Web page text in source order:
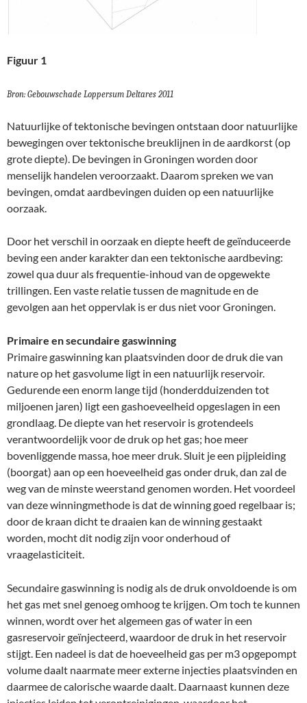
Figuur 1
Bron: Gebouwschade Loppersum Deltares 2011
Natuurlijke of tektonische bevingen ontstaan door natuurlijke
bewegingen over tektonische breuklijnen in de aardkorst (op
grote diepte). De bevingen in Groningen worden door
menselijk handelen veroorzaakt. Daarom spreken we van
bevingen, omdat aardbevingen duiden op een natuurlijke
oorzaak.
Door het verschil in oorzaak en diepte heeft de geïnduceerde
beving een ander karakter dan een tektonische aardbeving:
zowel qua duur als frequentie-inhoud van de opgewekte
trillingen. Een vaste relatie tussen de magnitude en de
gevolgen aan het oppervlak is er dus niet voor Groningen.
Primaire en secundaire gaswinning
Primaire gaswinning kan plaatsvinden door de druk die van
nature op het gasvolume ligt in een natuurlijk reservoir.
Gedurende een enorm lange tijd (honderdduizenden tot
miljoenen jaren) ligt een gashoeveelheid opgeslagen in een
grondlaag. De diepte van het reservoir is grotendeels
verantwoordelijk voor de druk op het gas; hoe meer
bovenliggende massa, hoe meer druk. Sluit je een pijpleiding
(boorgat) aan op een hoeveelheid gas onder druk, dan zal de
weg van de minste weerstand genomen worden. Het voordeel
van deze winningmethode is dat de winning goed regelbaar is;
door de kraan dicht te draaien kan de winning gestaakt
worden, mocht dit nodig zijn voor onderhoud of
vraagelasticiteit.
Secundaire gaswinning is nodig als de druk onvoldoende is om
het gas met snel genoeg omhoog te krijgen. Om toch te kunnen
winnen, wordt over het algemeen gas of water in een
gasreservoir geïnjecteerd, waardoor de druk in het reservoir
stijgt. Een nadeel is dat de hoeveelheid gas per m3 opgepompt
volume daalt naarmate meer externe injecties plaatsvinden en
daarmee de calorische waarde daalt. Daarnaast kunnen deze